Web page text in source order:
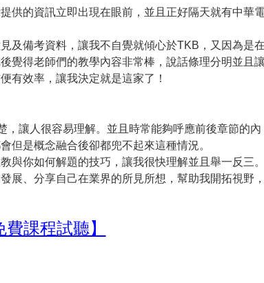
供的資訊立即出現在眼前，並且正好隔天就有中華
及備考資料，讓我不自覺就傾心於TKB，又因為是
覺得老師們的教學內容非常棒，說話條理分明並且
有效率，讓我決定就是這家了！
讓人很容易理解。並且時常能夠呼應前後章節的內
但是概念融合後卻都兜不起來這種情況。
與你如何解題的技巧，讓我很快理解並且舉一反三
展、分享自己在業界的所見所想，幫助我開拓視野
課程試聽】